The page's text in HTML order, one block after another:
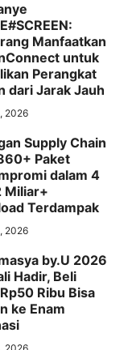
Manfaatkan
untuk
Perangkat
dari Jarak Jauh
2026
Supply Chain
Paket
dalam 4
Miliar+
Terdampak
2026
by.U 2026
Hadir, Beli
Ribu Bisa
ke Enam